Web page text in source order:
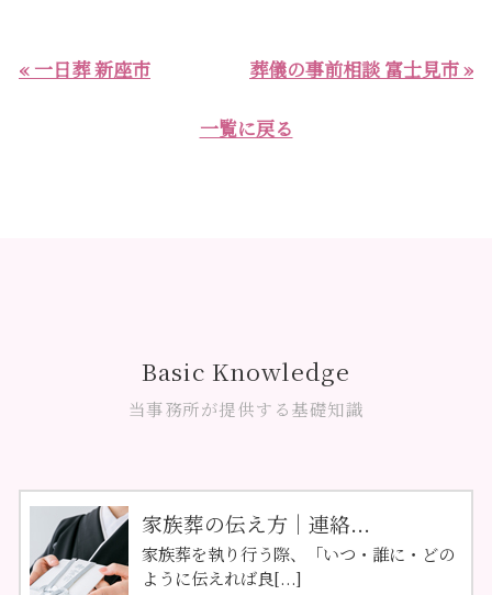
« 一日葬 新座市 葬儀の事前相談 富士見市 »
一覧に戻る
Basic Knowledge
当事務所が提供する基礎知識
家族葬の伝え方｜連絡...
家族葬を執り行う際、「いつ・誰に・どの
ように伝えれば良[...]